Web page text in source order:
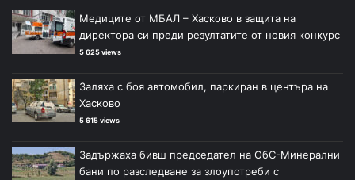
Медиците от МБАЛ – Хасково в защита на
директора си преди резултатите от новия конкурс
5 625 views
Заляха с боя автомобил, паркиран в центъра на
Хасково
5 615 views
Задържаха бивш председател на ОбС-Минерални
бани по разследване за злоупотреби с